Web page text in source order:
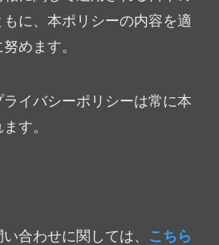
に、本ポリシーの内容を適
めます。
イバシーポリシーは常に本
す。
合わせに関しては、
こちら